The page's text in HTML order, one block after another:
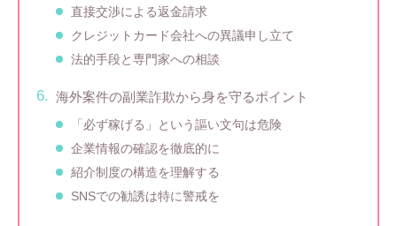
直接交渉による返金請求
クレジットカード会社への異議申し立て
法的手段と専門家への相談
海外案件の副業詐欺から身を守るポイント
「必ず稼げる」という謳い文句は危険
企業情報の確認を徹底的に
紹介制度の構造を理解する
SNSでの勧誘は特に警戒を